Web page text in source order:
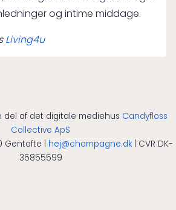
og intime middage.
Living4u
del af det digitale mediehus Candyfloss
Collective ApS
| hej@champagne.dk | CVR DK-
35855599